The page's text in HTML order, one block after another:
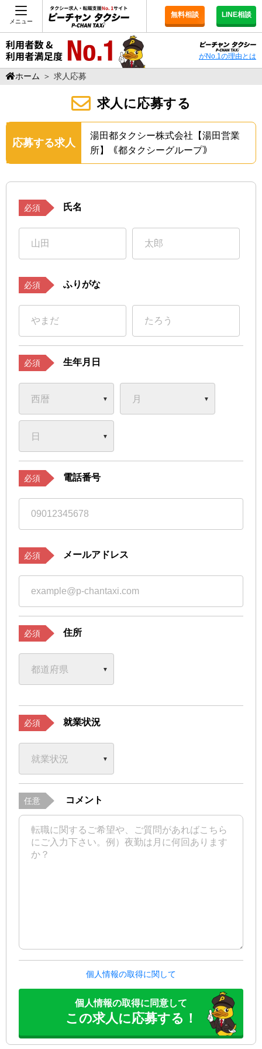
メニュー
無料相談 LINE相談
がNo.1の理由とは
ホーム ＞ 求人応募
求人に応募する
応募する求人
湯田都タクシー株式会社【湯田営業
所】｟都タクシーグループ｠
必須 氏名
必須 ふりがな
必須 生年月日
必須 電話番号
必須 メールアドレス
必須 住所
必須 就業状況
任意 コメント
個人情報の取得に関して
個人情報の取得に同意して
この求人に応募する！